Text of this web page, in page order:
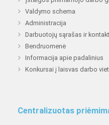
Valdymo schema
Administracija
Darbuotojų sąrašas ir
Bendruomenė
Informacija apie padalinius
Konkursai į laisvas darbo
Centralizuotas